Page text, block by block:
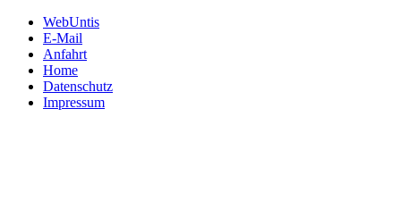
WebUntis
E-Mail
Anfahrt
Home
Datenschutz
Impressum